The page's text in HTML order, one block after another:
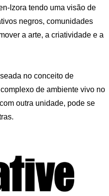
Izora tendo uma visão de
negros, comunidades
a arte, a criatividade e a
no conceito de
de ambiente vivo no
outra unidade, pode se